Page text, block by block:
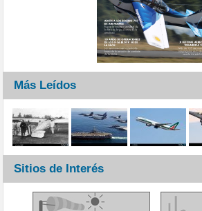
Más Leídos
Sitios de Interés